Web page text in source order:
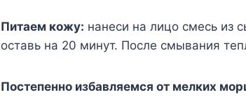
Питаем кожу: нанеси на лицо смесь из
оставь на 20 минут. После смывания
Постепенно избавляемся от мелких